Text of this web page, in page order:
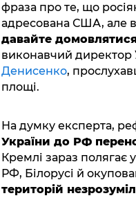
фраза про те, що
адресована США, але в
давайте
виконавчий директор
Денисенко,
площі.
На думку експерта,
України до РФ
Кремлі зараз полягає
РФ, Білорусі й
територій